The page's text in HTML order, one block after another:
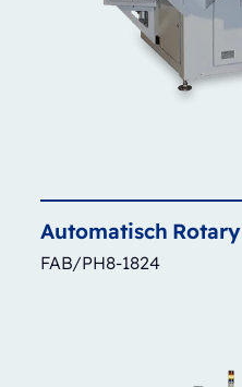
Automatisch Rotary
FAB/PH8-1824